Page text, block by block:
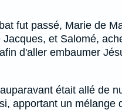
fut passé, Marie de
Jacques, et Salomé,
d'aller embaumer
était allé de
apportant un mélange